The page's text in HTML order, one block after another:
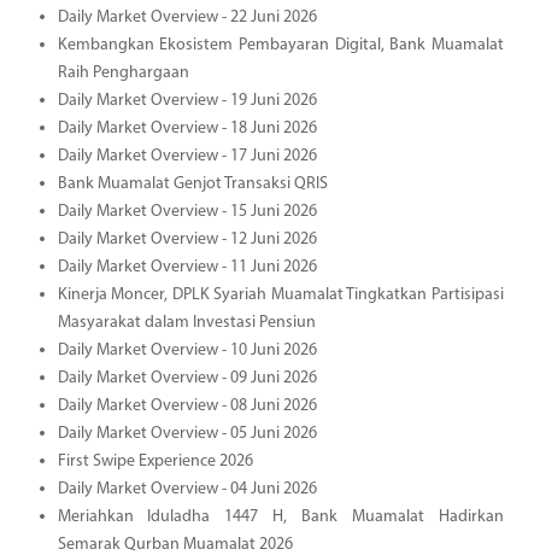
Daily Market Overview - 22 Juni 2026
Kembangkan Ekosistem Pembayaran Digital, Bank Muamalat
Raih Penghargaan
Daily Market Overview - 19 Juni 2026
Daily Market Overview - 18 Juni 2026
Daily Market Overview - 17 Juni 2026
Bank Muamalat Genjot Transaksi QRIS
Daily Market Overview - 15 Juni 2026
Daily Market Overview - 12 Juni 2026
Daily Market Overview - 11 Juni 2026
Kinerja Moncer, DPLK Syariah Muamalat Tingkatkan Partisipasi
Masyarakat dalam Investasi Pensiun
Daily Market Overview - 10 Juni 2026
Daily Market Overview - 09 Juni 2026
Daily Market Overview - 08 Juni 2026
Daily Market Overview - 05 Juni 2026
First Swipe Experience 2026
Daily Market Overview - 04 Juni 2026
Meriahkan Iduladha 1447 H, Bank Muamalat Hadirkan
Semarak Qurban Muamalat 2026